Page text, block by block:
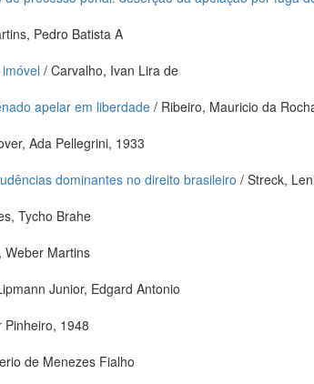
Pedro Batista A
/ Carvalho, Ivan Lira de
apelar em liberdade / Ribeiro, Mauricio da
Ada Pellegrini, 1933
dominantes no direito brasileiro / Streck,
Tycho Brahe
Weber Martins
Junior, Edgard Antonio
Pinheiro, 1948
de Menezes Fialho